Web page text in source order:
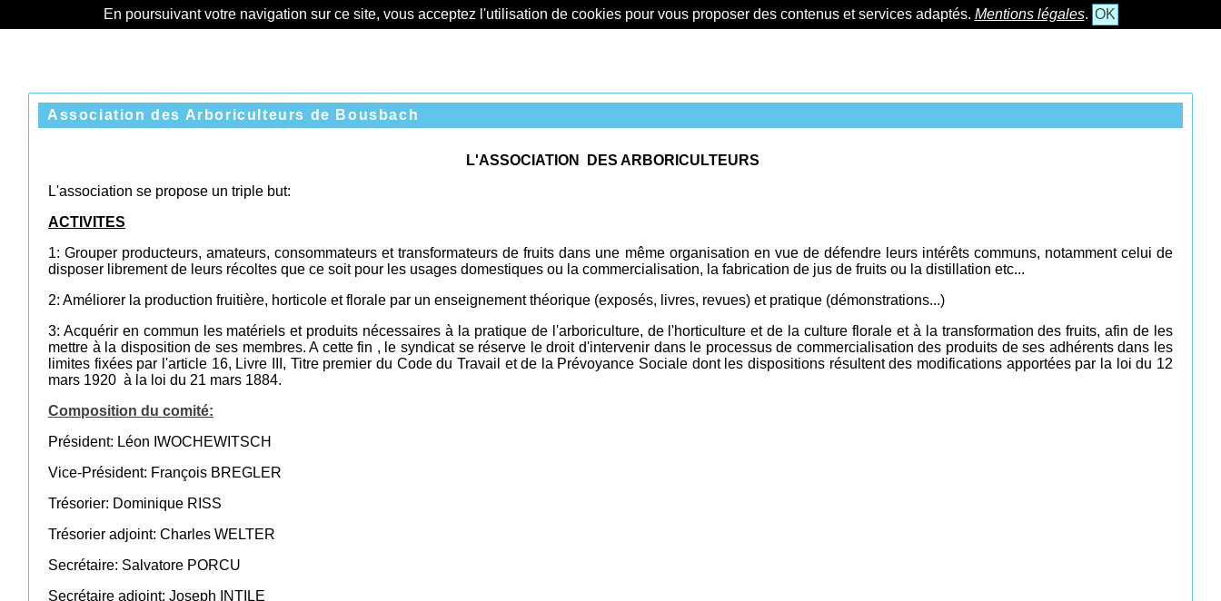
En poursuivant votre navigation sur ce site, vous acceptez l'utilisation de cookies pour vous proposer des contenus et services adaptés. Mentions légales. OK
Association des Arboriculteurs de Bousbach
L'ASSOCIATION DES ARBORICULTEURS
L'association se propose un triple but:
ACTIVITES
1: Grouper producteurs, amateurs, consommateurs et transformateurs de fruits dans une même organisation en vue de défendre leurs intérêts communs, notamment celui de
disposer librement de leurs récoltes que ce soit pour les usages domestiques ou la commercialisation, la fabrication de jus de fruits ou la distillation etc...
2: Améliorer la production fruitière, horticole et florale par un enseignement théorique (exposés, livres, revues) et pratique (démonstrations...)
3: Acquérir en commun les matériels et produits nécessaires à la pratique de l'arboriculture, de l'horticulture et de la culture florale et à la transformation des fruits, afin de les
mettre à la disposition de ses membres. A cette fin , le syndicat se réserve le droit d'intervenir dans le processus de commercialisation des produits de ses adhérents dans les
limites fixées par l'article 16, Livre III, Titre premier du Code du Travail et de la Prévoyance Sociale dont les dispositions résultent des modifications apportées par la loi du 12
mars 1920 à la loi du 21 mars 1884.
Composition du comité:
Président: Léon IWOCHEWITSCH
Vice-Président: François BREGLER
Trésorier: Dominique RISS
Trésorier adjoint: Charles WELTER
Secrétaire: Salvatore PORCU
Secrétaire adjoint: Joseph INTILE